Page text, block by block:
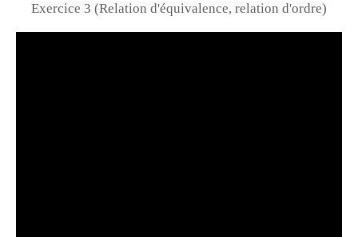
Exercice 3 (Relation d'équivalence, relation d'ordre)